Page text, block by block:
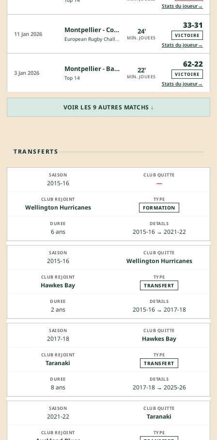
Stats du joueur→
11 Jan 2026 Montpellier - Connacht
European Rugby Challenge Cup
24'
MIN. JOUEES
33-31
VICTOIRE
Stats du joueur→
3 Jan 2026 Montpellier - Bayonne
Top 14
22'
MIN. JOUEES
62-22
VICTOIRE
Stats du joueur→
VOIR LES 9 AUTRES MATCHS ↓
TRANSFERTS
2015-16 —
Wellington Hurricanes FORMATION
6 ans 2015-16 → 2021-22
2015-16 Wellington Hurricanes
Hawkes Bay TRANSFERT
2 ans 2015-16 → 2017-18
2017-18 Hawkes Bay
Taranaki TRANSFERT
8 ans 2017-18 → 2025-26
2021-22 Taranaki